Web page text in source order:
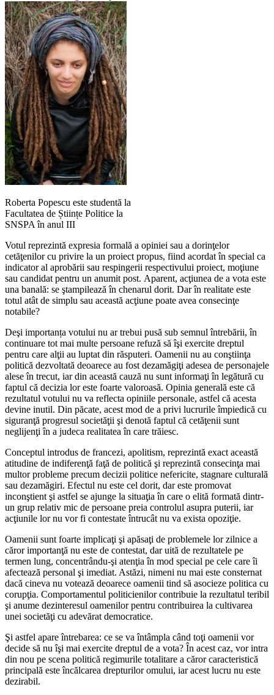
Roberta Popescu este studentă la
Facultatea de Științe Politice la
SNSPA în anul III
Votul reprezintă expresia formală a opiniei sau a dorinţelor
cetăţenilor cu privire la un proiect propus, fiind acordat în special ca
indicator al aprobării sau respingerii respectivului proiect, moţiune
sau candidat pentru un anumit post. Aparent, acţiunea de a vota este
una banală: se ştampilează în chenarul dorit. Dar în realitate este
totul atât de simplu sau această acţiune poate avea consecinţe
notabile?
Deşi importanța votului nu ar trebui pusă sub semnul întrebării, în
continuare tot mai multe persoane refuză să îşi exercite dreptul
pentru care alţii au luptat din răsputeri. Oamenii nu au conştiinţa
politică dezvoltată deoarece au fost dezamăgiţi adesea de personajele
alese în trecut, iar din această cauză nu sunt informaţi în legătură cu
faptul că decizia lor este foarte valoroasă. Opinia generală este că
rezultatul votului nu va reflecta opiniile personale, astfel că acesta
devine inutil. Din păcate, acest mod de a privi lucrurile împiedică cu
siguranţă progresul societăţii şi denotă faptul că cetăţenii sunt
neglijenţi în a judeca realitatea în care trăiesc.
Conceptul introdus de francezi, apolitism, reprezintă exact această
atitudine de indiferenţă faţă de politică şi reprezintă consecinţa mai
multor probleme precum decizii politice nefericite, stagnare culturală
sau dezamăgiri. Efectul nu este cel dorit, dar este promovat
inconştient şi astfel se ajunge la situaţia în care o elită formată dintr-
un grup relativ mic de persoane preia controlul asupra puterii, iar
acţiunile lor nu vor fi contestate întrucât nu va exista opoziţie.
Oamenii sunt foarte implicaţi şi apăsaţi de problemele lor zilnice a
căror importanţă nu este de contestat, dar uită de rezultatele pe
termen lung, concentrându-şi atenţia în mod special pe cele care îi
afectează personal şi imediat. Astăzi, nimeni nu mai este consternat
dacă cineva nu votează deoarece oamenii tind să asocieze politica cu
corupţia. Comportamentul politicienilor contribuie la rezultatul teribil
şi anume dezinteresul oamenilor pentru contribuirea la cultivarea
unei societăţi cu adevărat democratice.
Şi astfel apare întrebarea: ce se va întâmpla când toţi oamenii vor
decide să nu îşi mai exercite dreptul de a vota? În acest caz, vor intra
din nou pe scena politică regimurile totalitare a căror caracteristică
principală este încălcarea drepturilor omului, iar acest lucru nu este
dezirabil.